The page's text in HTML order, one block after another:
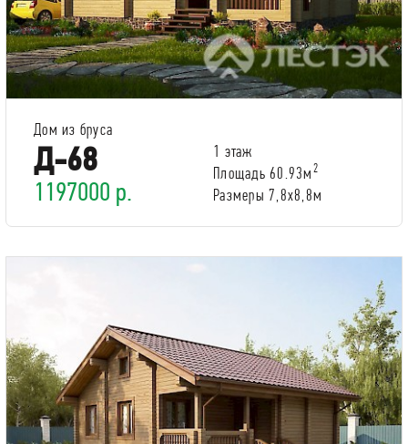
Дом из бруса
Д-68
1197000 р.
1 этаж
Площадь 60.93м2
Размеры 7,8х8,8м